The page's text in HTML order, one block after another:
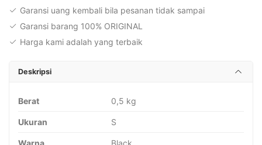
Garansi uang kembali bila pesanan tidak sampai
Garansi barang 100% ORIGINAL
Harga kami adalah yang terbaik
Deskripsi
Berat 0,5 kg
Ukuran S
Warna Black